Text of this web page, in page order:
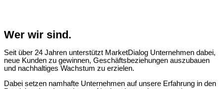
Wer wir sind.
Seit über 24 Jahren unterstützt MarketDialog Unternehmen dabei,
neue Kunden zu gewinnen, Geschäftsbeziehungen auszubauen
und nachhaltiges Wachstum zu erzielen.
Dabei setzen namhafte Unternehmen auf unsere Erfahrung in den